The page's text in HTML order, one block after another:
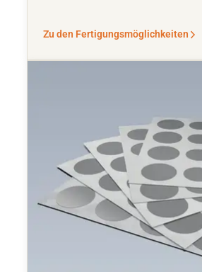
Zu den Fertigungsmöglichkeiten